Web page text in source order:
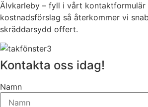
Älvkarleby – fyll i vårt
kostnadsförslag så återkommer vi
skräddarsydd offert.
Kontakta oss idag!
Namn